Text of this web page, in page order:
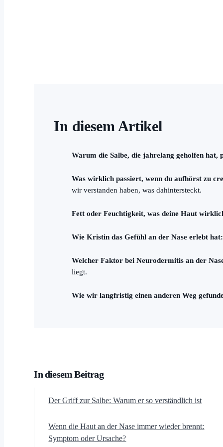
In diesem Artikel
Warum die Salbe, die jahrelang geholfen
Was wirklich passiert, wenn du aufhörst zu
wir verstanden haben, was dahintersteckt.
Fett oder Feuchtigkeit, was deine Haut
Wie Kristin das Gefühl an der Nase erlebt hat:
Welcher Faktor bei Neurodermitis an der
liegt.
Wie wir langfristig einen anderen Weg
In diesem Beitrag
Der Griff zur Salbe: Warum er so verständlich ist
Wenn die Haut an der Nase immer wieder brennt:
Symptom oder Ursache?